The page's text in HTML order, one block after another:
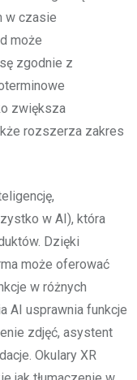
w czasie
może
zgodnie z
zwiększa
rozszerza zakres
w AI), która
Dzięki
może oferować
w różnych
AI usprawnia funkcje
zdjęć, asystent
Okulary XR